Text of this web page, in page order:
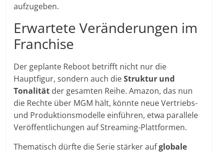
aufzugeben.
Erwartete Veränderungen im
Franchise
Der geplante Reboot betrifft nicht nur die
Hauptfigur, sondern auch dieStruktur und
Tonalität der gesamten Reihe. Amazon, das nun
die Rechte über MGM hält, könnte neue Vertriebs-
und Produktionsmodelle einführen, etwa parallele
Veröffentlichungen auf Streaming-Plattformen.
Thematisch dürfte die Serie stärker aufglobale